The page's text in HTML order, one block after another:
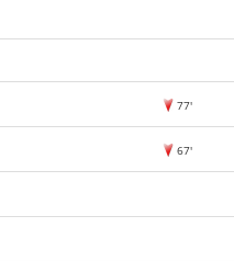
77'
67'